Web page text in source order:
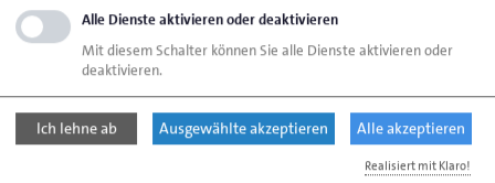
Überzeugung nicht daran hindern, sich auf ihren Weg zu
machen. Deshalb haben wir gemeinsam mit der Agentur für
Arbeit das Pilotprojekt HBQ+ ins Leben gerufen.“
Alle Dienste aktivieren oder deaktivieren
Mit diesem Schalter können Sie alle Dienste aktivieren oder
deaktivieren.
Ich lehne ab Ausgewählte akzeptieren Alle akzeptieren
Realisiert mit Klaro!